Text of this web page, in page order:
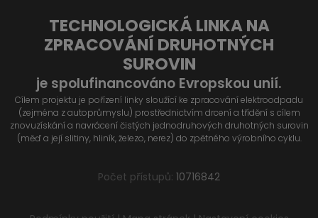
TECHNOLOGICKÁ LINKA NA
ZPRACOVÁNÍ DRUHOTNÝCH
SUROVIN
je spolufinancováno Evropskou unií.
Cílem projektu je pořízení linky sloužící ke zpracování elektroodpadu
(zejména z autoprůmyslu) prostřednictvím drcení a třídění s cílem
znovuzískání a navrácení čistých jednodruhových druhotných surovin
(měď a její slitiny, hliník, železo, nerez) do zpětného výrobního cyklu.
Počet přístupů: 10716842